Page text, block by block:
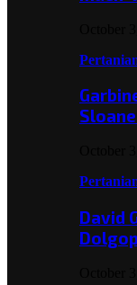
David